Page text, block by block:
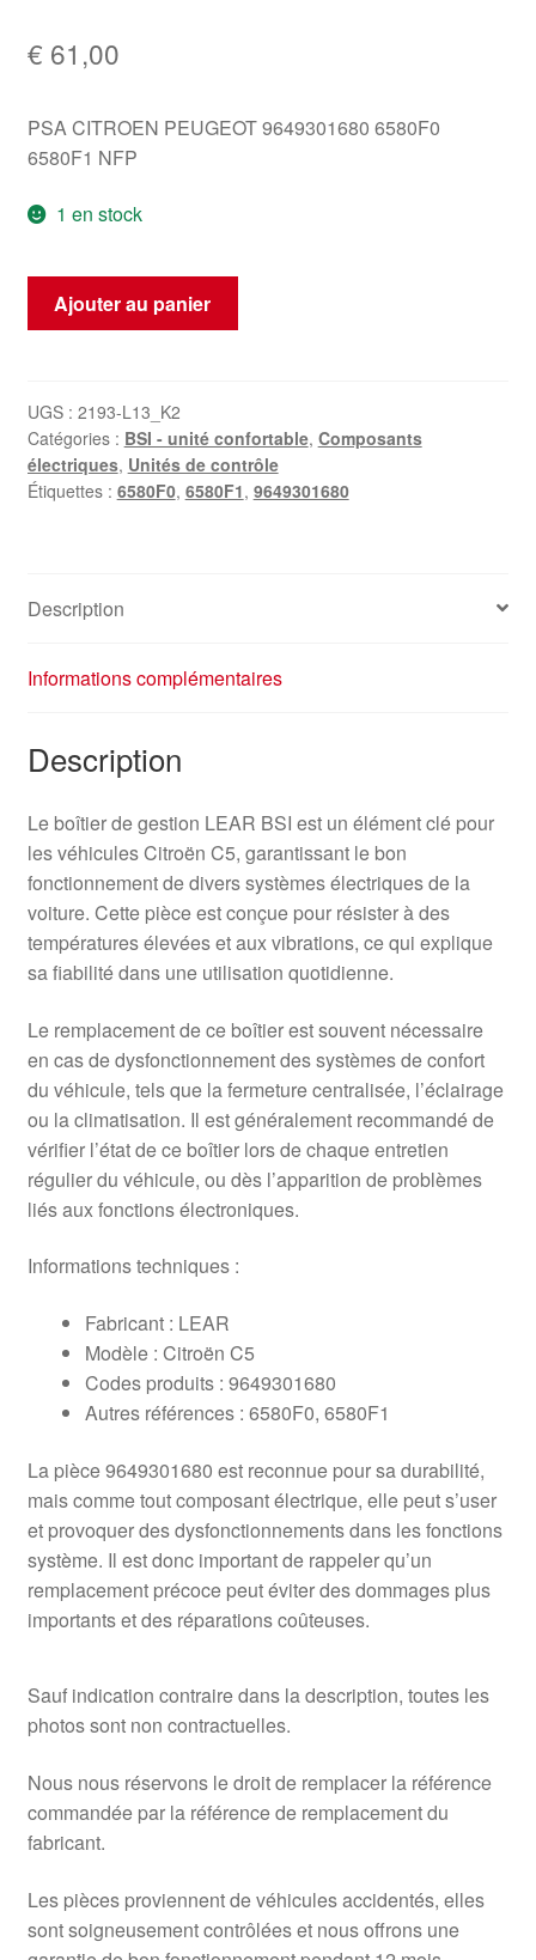
€ 61,00
PSA CITROEN PEUGEOT 9649301680 6580F0
6580F1 NFP
1 en stock
quantité
BSI
Citroën
C5
9649301680
Ajouter au panier
UGS : 2193-L13_K2
Catégories : BSI - unité confortable, Composants
électriques, Unités de contrôle
Étiquettes : 6580F0, 6580F1, 9649301680
Description
Informations complémentaires
Description
Le boîtier de gestion LEAR BSI est un élément clé pour
les véhicules Citroën C5, garantissant le bon
fonctionnement de divers systèmes électriques de la
voiture. Cette pièce est conçue pour résister à des
températures élevées et aux vibrations, ce qui explique
sa fiabilité dans une utilisation quotidienne.
Le remplacement de ce boîtier est souvent nécessaire
en cas de dysfonctionnement des systèmes de confort
du véhicule, tels que la fermeture centralisée, l’éclairage
ou la climatisation. Il est généralement recommandé de
vérifier l’état de ce boîtier lors de chaque entretien
régulier du véhicule, ou dès l’apparition de problèmes
liés aux fonctions électroniques.
Informations techniques :
Fabricant : LEAR
Modèle : Citroën C5
Codes produits : 9649301680
Autres références : 6580F0, 6580F1
La pièce 9649301680 est reconnue pour sa durabilité,
mais comme tout composant électrique, elle peut s’user
et provoquer des dysfonctionnements dans les fonctions
système. Il est donc important de rappeler qu’un
remplacement précoce peut éviter des dommages plus
importants et des réparations coûteuses.
Sauf indication contraire dans la description, toutes les
photos sont non contractuelles.
Nous nous réservons le droit de remplacer la référence
commandée par la référence de remplacement du
fabricant.
Les pièces proviennent de véhicules accidentés, elles
sont soigneusement contrôlées et nous offrons une